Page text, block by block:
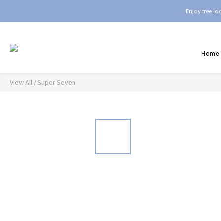
Enjoy free
Home
View All /Super Seven